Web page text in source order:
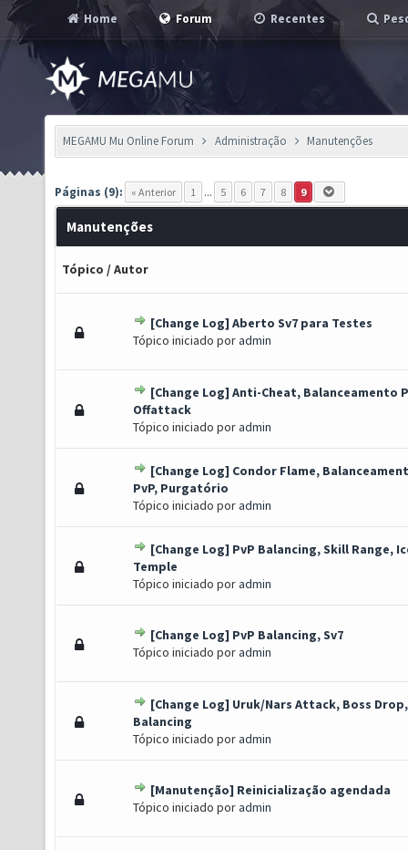
Home Forum Recentes
MEGAMU Mu Online Forum Administração Manutenções
Páginas (9): « Anterior 1 ... 5 6 7 8 9
Manutenções
Tópico /Autor
[Change Log] Aberto Sv7 para Testes
Tópico iniciado poradmin
- 0 de 5 em média
45
[Change Log] Anti-Cheat, Balanceamento
Offattack
Tópico iniciado poradmin
- 0 de 5 em média
45
[Change Log] Condor Flame,
PvP, Purgatório
Tópico iniciado poradmin
- 0 de 5 em média
45
[Change Log] PvP Balancing, Skill Range,
Temple
Tópico iniciado poradmin
- 0 de 5 em média
45
[Change Log] PvP Balancing, Sv7
Tópico iniciado poradmin
- 0 de 5 em média
45
[Change Log] Uruk/Nars Attack, Boss
Balancing
Tópico iniciado poradmin
- 0 de 5 em média
45
[Manutenção] Reinicialização agendada
Tópico iniciado poradmin
- 0 de 5 em média
45